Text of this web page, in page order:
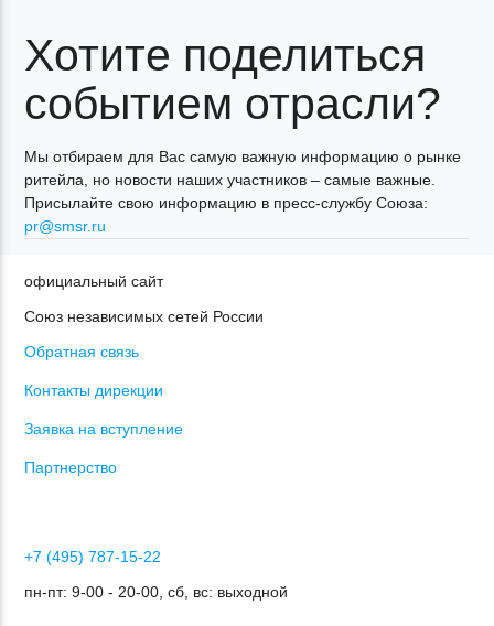
Хотите поделиться
событием отрасли?
Мы отбираем для Вас самую важную информацию о рынке
ритейла, но новости наших участников – самые важные.
Присылайте свою информацию в пресс-службу Союза:
pr@smsr.ru
официальный сайт
Союз независимых сетей России
Обратная связь
Контакты дирекции
Заявка на вступление
Партнерство
+7 (495) 787-15-22
пн-пт: 9-00 - 20-00, сб, вс: выходной